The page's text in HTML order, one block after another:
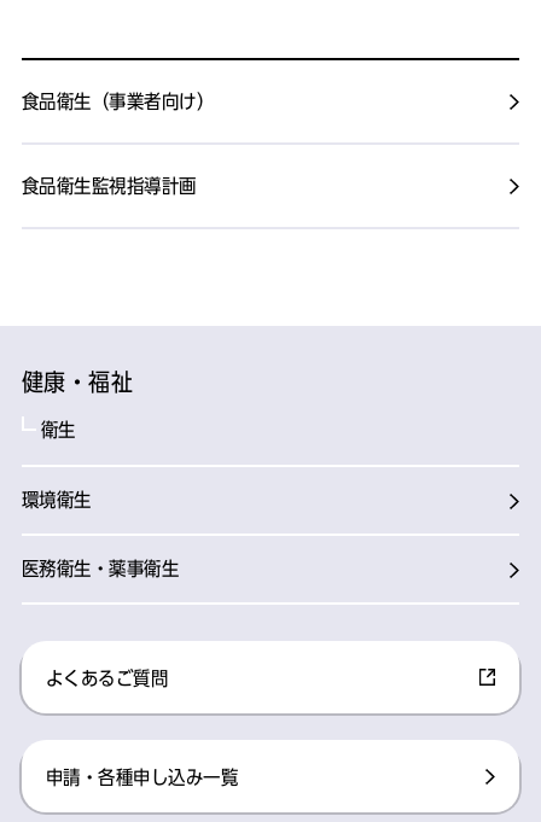
食品衛生（事業者向け）
食品衛生監視指導計画
健康・福祉
衛生
環境衛生
医務衛生・薬事衛生
よくあるご質問
申請・各種申し込み一覧